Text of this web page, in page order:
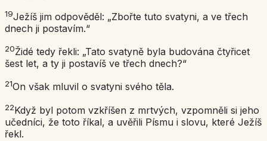
19Ježíš jim odpověděl: „Zbořte tuto svatyni, a ve třech
dnech ji postavím.“
20Židé tedy řekli: „Tato svatyně byla budována čtyřicet
šest let, a ty ji postavíš ve třech dnech?“
21On však mluvil o svatyni svého těla.
22Když byl potom vzkříšen z mrtvých, vzpomněli si jeho
učedníci, že toto říkal, a uvěřili Písmu i slovu, které Ježíš
řekl.